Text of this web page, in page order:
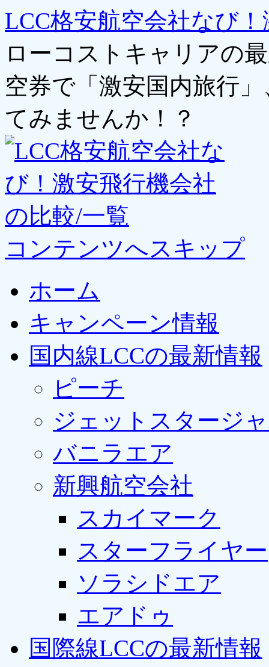
LCC格安航空会社なび
ローコストキャリアの
空券で「激安国内旅行
てみませんか！？
コンテンツへスキップ
ホーム
キャンペーン情報
国内線LCCの最新情報
ピーチ
ジェットスタージ
バニラエア
新興航空会社
スカイマーク
スターフライヤー
ソラシドエア
エアドゥ
国際線LCCの最新情報